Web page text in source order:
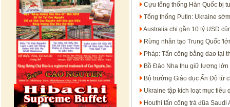
Cựu tổng thống Hàn Quốc bị
Tổng thống Putin: Ukraine
Australia chi gần 10 tỷ USD
Rừng nhân tạo Trung Quốc
Pháp: Tấn công bằng dao tại
Bồ Đào Nha thu giữ lượng
Bộ trưởng Giáo dục Ấn Độ từ
Ukraine tập kích loạt mục tiêu
Houthi tấn công trả đũa